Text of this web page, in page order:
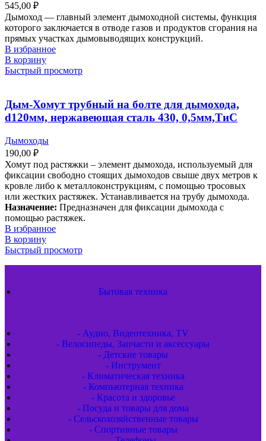
545,00 ₽
Дымоход ― главный элемент дымоходной системы, функция
которого заключается в отводе газов и продуктов сгорания на
прямых участках дымовыводящих конструкций.
В избранное
В корзину
Быстрый просмотр
Дым-Хомут трубный на болте для дымохода,
d120мм, нержавеющая сталь 430, 0,5мм,ТиС
Дымоходы
190,00 ₽
Хомут под растяжки – элемент дымохода, используемый для
фиксации свободно стоящих дымоходов свыше двух метров к
кровле либо к металлоконструкциям, с помощью тросовых
или жестких растяжек. Устанавливается на трубу дымохода.
Назначение: Предназначен для фиксации дымохода с
помощью растяжек.
В избранное
В корзину
Быстрый просмотр
Бытовая техника
- Аудио, Видеотехника, TV
- Велосипеды, Запчасти и аксессуары
- Детские товары
- Инструмент
- Климатическая техника
- Компьютерная техника
- Красота и здоровье
- Посуда и товары для дома
- Сельскохозяйственные товары
- Спортивные товары